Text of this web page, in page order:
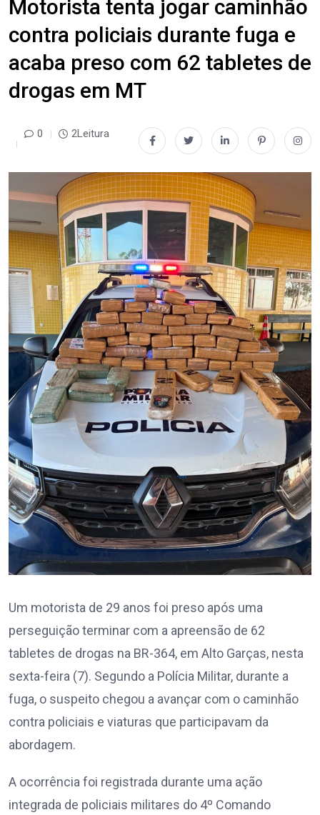
Motorista tenta jogar caminhão
contra policiais durante fuga e
acaba preso com 62 tabletes de
drogas em MT
0 2Leitura
Um motorista de 29 anos foi preso após uma
perseguição terminar com a apreensão de 62
tabletes de drogas na BR-364, em Alto Garças, nesta
sexta-feira (7). Segundo a Polícia Militar, durante a
fuga, o suspeito chegou a avançar com o caminhão
contra policiais e viaturas que participavam da
abordagem.
A ocorrência foi registrada durante uma ação
integrada de policiais militares do 4º Comando